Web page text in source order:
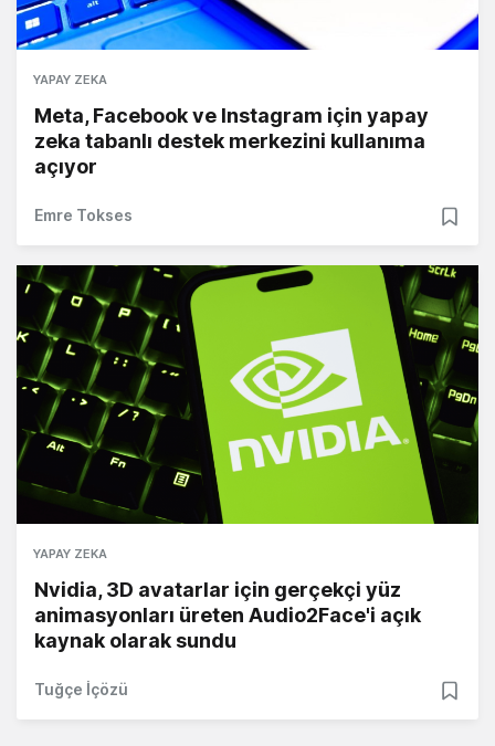
YAPAY ZEKA
Meta, Facebook ve Instagram için yapay
zeka tabanlı destek merkezini kullanıma
açıyor
Emre Tokses
YAPAY ZEKA
Nvidia, 3D avatarlar için gerçekçi yüz
animasyonları üreten Audio2Face'i açık
kaynak olarak sundu
Tuğçe İçözü